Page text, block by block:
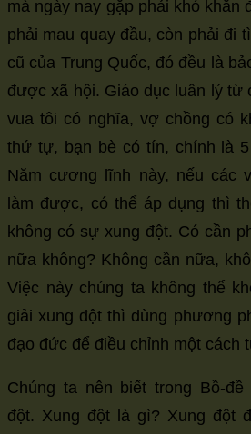
mà ngày nay gặp phải khó khăn
phải mau quay đầu, còn phải đi
cũ của Trung Quốc, đó đều là
được xã hội. Giáo dục luân lý từ
vua tôi có nghĩa, vợ chồng có
thứ tự, bạn bè có tín, chính là
Năm cương lĩnh này, nếu các
làm được, có thể áp dụng thì
không có sự xung đột. Có cần
nữa không? Không cần nữa,
Việc này chúng ta không thể
giải xung đột thì dùng phương
đạo đức để điều chỉnh một cách
Chúng ta nên biết trong Bồ-
đột. Xung đột là gì? Xung đột